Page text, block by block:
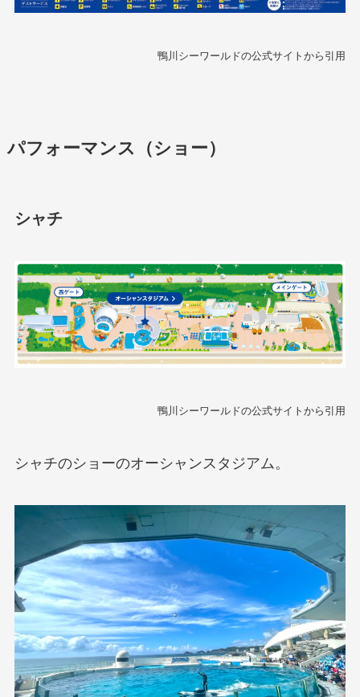
鴨川シーワールドの公式サイトから引用
パフォーマンス（ショー）
シャチ
鴨川シーワールドの公式サイトから引用
シャチのショーのオーシャンスタジアム。